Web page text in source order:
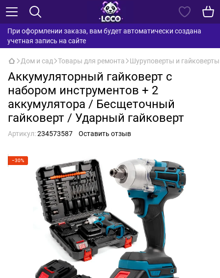
При оформлении заказа, вам будет автоматически создана
учетная запись на сайте
Дом и сад Товары для ремонта Шуруповерты и гайковерты
Аккумуляторный гайковерт с
набором инструментов + 2
аккумулятора / Бесщеточный
гайковерт / Ударный гайковерт
Артикул:234573587 Оставить отзыв
−30%